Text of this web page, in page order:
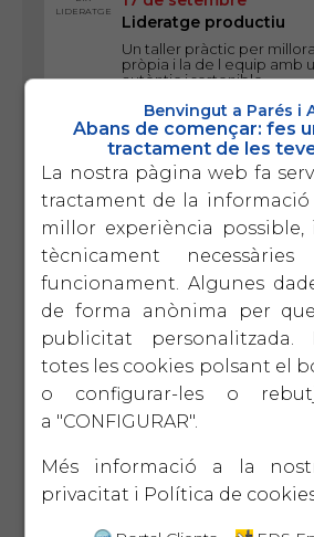
LIDERATGE
Lideratge productiu
Un taller pràctic per
pròpia i la de l equip amb
autèntic i sostenible
1 d'octubre
El protocol familiar
La perdurabilitat de
pel diàleg
CONFIANÇA i el
EIX
15 d'octubre
Introducció a la intel
Què és ChatGPT i com
optimitzar la gestió?
EIX
22 d'octubre
comandaments
Donar les eines
Benvingut a Parés i
Abans de començar: fes
tractament de les
La nostra pàgina web fa
tractament de la
millor experiència possible,
tècnicament
funcionament. Algunes
de forma anònima per
publicitat personalitzada.
totes les cookies polsant el
o configurar-les o
a "CONFIGURAR".
Més informació a la
privacitat i Política de